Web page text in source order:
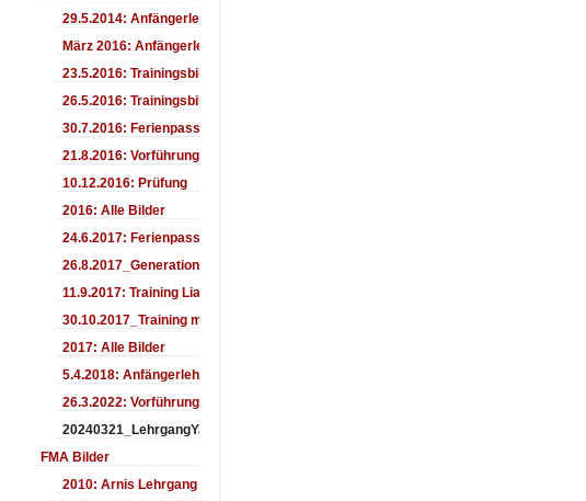
29.5.2014: Anfängerlehrgang Aiki-Ken
März 2016: Anfängerlehrgang
23.5.2016: Trainingsbilder
26.5.2016: Trainingsbilder
30.7.2016: Ferienpass
21.8.2016: Vorführung Bergfest Sehnde
10.12.2016: Prüfung
2016: Alle Bilder
24.6.2017: Ferienpass
26.8.2017_Generationentag_Sehnde
11.9.2017: Training LiaSuzuki Hildesheim
30.10.2017_Training mit Ando
2017: Alle Bilder
5.4.2018: Anfängerlehrgang
26.3.2022: Vorführung
20240321_LehrgangYamashima
FMA Bilder
2010: Arnis Lehrgang